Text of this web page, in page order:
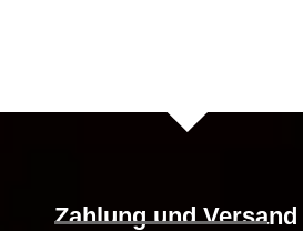
Zahlung und Versand